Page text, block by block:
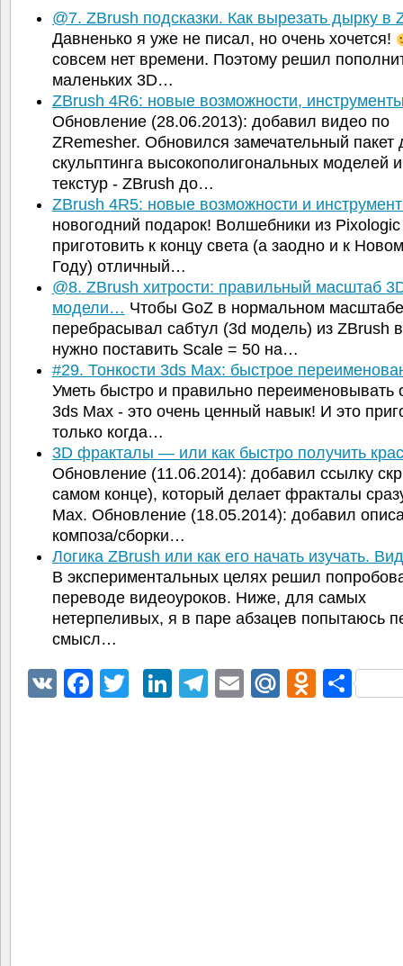
@7. ZBrush подсказки. Как вырезать дырку в
Давненько я уже не писал, но очень хочется!
совсем нет времени. Поэтому решил
маленьких 3D…
ZBrush 4R6: новые возможности,
Обновление (28.06.2013): добавил видео по
ZRemesher. Обновился замечательный пакет
скульптинга высокополигональных моделей
текстур - ZBrush до…
ZBrush 4R5: новые возможности и
новогодний подарок! Волшебники из
приготовить к концу света (а заодно и к
Году) отличный…
@8. ZBrush хитрости: правильный масштаб
модели… Чтобы GoZ в нормальном масштабе
перебрасывал сабтул (3d модель) из ZBrush
нужно поставить Scale = 50 на…
#29. Тонкости 3ds Max: быстрое
Уметь быстро и правильно переименовывать
3ds Max - это очень ценный навык! И это
только когда…
3D фракталы — или как быстро получить
Обновление (11.06.2014): добавил ссылку
самом конце), который делает фракталы
Max. Обновление (18.05.2014): добавил
композа/сборки…
Логика ZBrush или как его начать изучать.
В экспериментальных целях решил
переводе видеоуроков. Ниже, для самых
нетерпеливых, я в паре абзацев попытаюсь
смысл…
VK Facebook
TwitterLinkedIn
Telegram
EmailMail.Ru